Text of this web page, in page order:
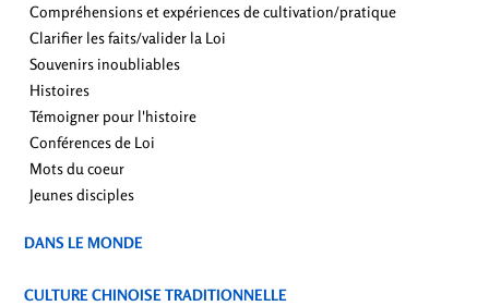
Compréhensions et expériences de cultivation/pratique
Clarifier les faits/valider la Loi
Souvenirs inoubliables
Histoires
Témoigner pour l'histoire
Conférences de Loi
Mots du coeur
Jeunes disciples
DANS LE MONDE
CULTURE CHINOISE TRADITIONNELLE